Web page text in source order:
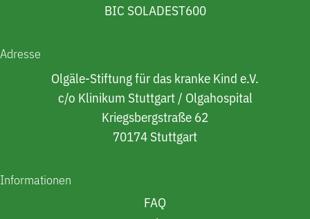
BIC SOLADEST600
Adresse
Olgäle-Stiftung für das kranke Kind e.V.
c/o Klinikum Stuttgart / Olgahospital
Kriegsbergstraße 62
70174 Stuttgart
Informationen
FAQ